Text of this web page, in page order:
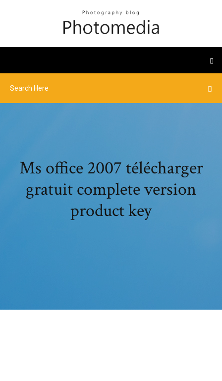
Ms office 2007 télécharger
gratuit complete version
product key